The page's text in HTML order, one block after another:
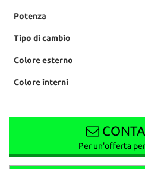
Potenza
Tipo di cambio
Colore esterno
Colore interni
Per un'offerta